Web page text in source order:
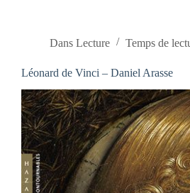
Dans Lecture Temps de
Léonard de Vinci – Daniel Arasse